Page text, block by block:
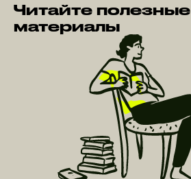
Читайте полезные
материалы